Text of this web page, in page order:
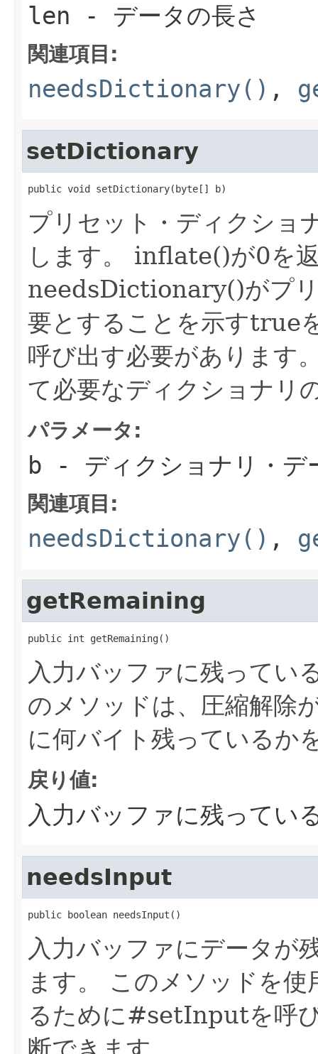
len - データの長さ
関連項目:
needsDictionary() ,
setDictionary
public void setDictionary(byte[] b)
プリセット・ディクショ
します。
inflate()が0を
needsDictionary()がプ
要とすることを示すtrue
呼び出す必要があります
て必要なディクショナリ
パラメータ:
b - ディクショナリ・デ
関連項目:
needsDictionary() ,
getRemaining
public int getRemaining()
入力バッファに残ってい
のメソッドは、圧縮解除
に何バイト残っているか
戻り値:
入力バッファに残ってい
needsInput
public boolean needsInput()
入力バッファにデータが
ます。
このメソッドを使
るために#setInputを呼
断できます。